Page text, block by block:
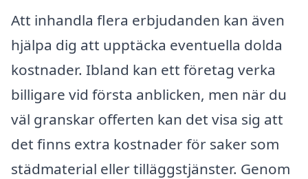
Att inhandla flera erbjudanden kan även
hjälpa dig att upptäcka eventuella dolda
kostnader. Ibland kan ett företag verka
billigare vid första anblicken, men när du
väl granskar offerten kan det visa sig att
det finns extra kostnader för saker som
städmaterial eller tilläggstjänster. Genom